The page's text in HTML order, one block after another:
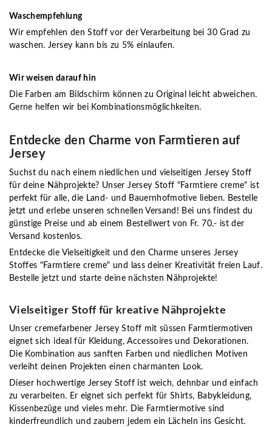
Waschempfehlung
Wir empfehlen den Stoff vor der Verarbeitung bei 30 Grad zu
waschen. Jersey kann bis zu 5% einlaufen.
Wir weisen darauf hin
Die Farben am Bildschirm können zu Original leicht abweichen.
Gerne helfen wir bei Kombinationsmöglichkeiten.
Entdecke den Charme von Farmtieren auf
Jersey
Suchst du nach einem niedlichen und vielseitigen Jersey Stoff
für deine Nähprojekte? Unser Jersey Stoff "Farmtiere creme" ist
perfekt für alle, die Land- und Bauernhofmotive lieben. Bestelle
jetzt und erlebe unseren schnellen Versand! Bei uns findest du
günstige Preise und ab einem Bestellwert von Fr. 70.- ist der
Versand kostenlos.
Entdecke die Vielseitigkeit und den Charme unseres Jersey
Stoffes "Farmtiere creme" und lass deiner Kreativität freien Lauf.
Bestelle jetzt und starte deine nächsten Nähprojekte!
Vielseitiger Stoff für kreative Nähprojekte
Unser cremefarbener Jersey Stoff mit süssen Farmtiermotiven
eignet sich ideal für Kleidung, Accessoires und Dekorationen.
Die Kombination aus sanften Farben und niedlichen Motiven
verleiht deinen Projekten einen charmanten Look.
Dieser hochwertige Jersey Stoff ist weich, dehnbar und einfach
zu verarbeiten. Er eignet sich perfekt für Shirts, Babykleidung,
Kissenbezüge und vieles mehr. Die Farmtiermotive sind
kinderfreundlich und zaubern jedem ein Lächeln ins Gesicht.